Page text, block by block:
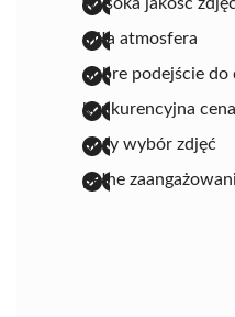
miła atmosfera
dobre podejście do
konkurencyjna cena
duży wybór zdjęć
pełne